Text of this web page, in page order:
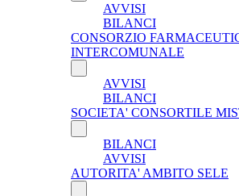
AVVISI
BILANCI
CONSORZIO
INTERCOMUNALE
AVVISI
BILANCI
SOCIETA' CONSORTILE
BILANCI
AVVISI
AUTORITA' AMBITO SELE